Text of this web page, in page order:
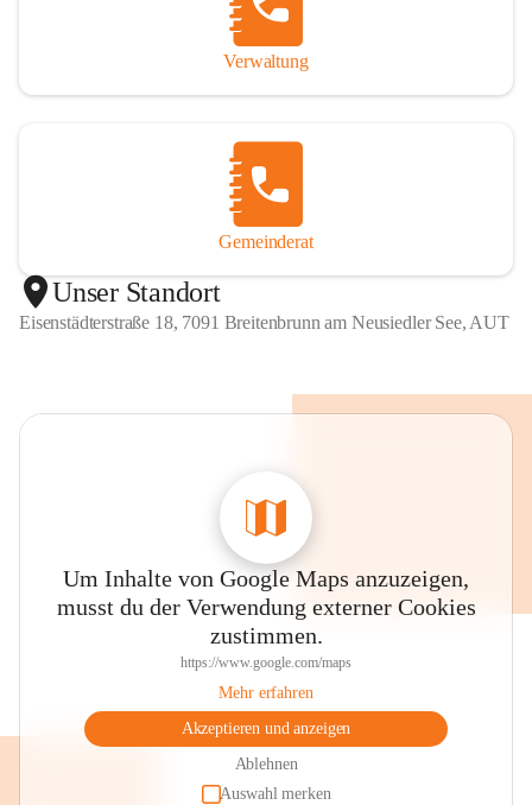
Verwaltung
Gemeinderat
Unser Standort
Eisenstädterstraße 18, 7091 Breitenbrunn am Neusiedler See, AUT
Um Inhalte von Google Maps anzuzeigen,
musst du der Verwendung externer Cookies
zustimmen.
https://www.google.com/maps
Mehr erfahren
Akzeptieren und anzeigen
Ablehnen
Auswahl merken